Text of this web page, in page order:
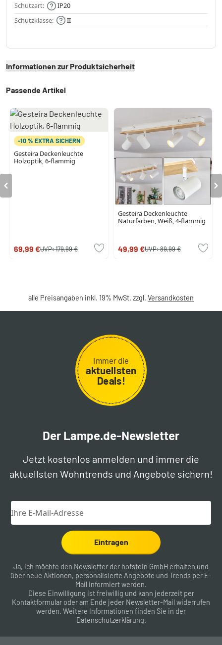
Schutzart:
IP20
Schutzklasse:
II
Informationen zur Produktsicherheit
Passende Artikel
-10 % EXTRA SICHERN
Gesteira Deckenleuchte
Holzoptik, 6-flammig
69,99 €UVP:179,99 €
Gesteira Deckenleuchte
Naturfarben, Weiß, 4-flammig
49,99 €UVP:89,99 €
alle Preisangaben inkl. 19% MwSt. zzgl. Versandkosten
Immer die
aktuellsten
Deals!
Der Lampe.de-Newsletter
Jetzt kostenlos anmelden und immer die
aktuellsten Wohntrends und Angebote sichern!
Eintragen
Ja, ich möchte den Newsletter der hofstein GmbH erhalten und
über neue Aktionen, personalisierte Angebote und Trends per E-
Mail informiert werden.
Diese Einwilligung ist freiwillig und kann jederzeit per
Kontaktformular oder am Ende jeder Newsletter-Mail widerrufen
werden. Weitere Informationen finden Sie in der
Datenschutzerklärung.